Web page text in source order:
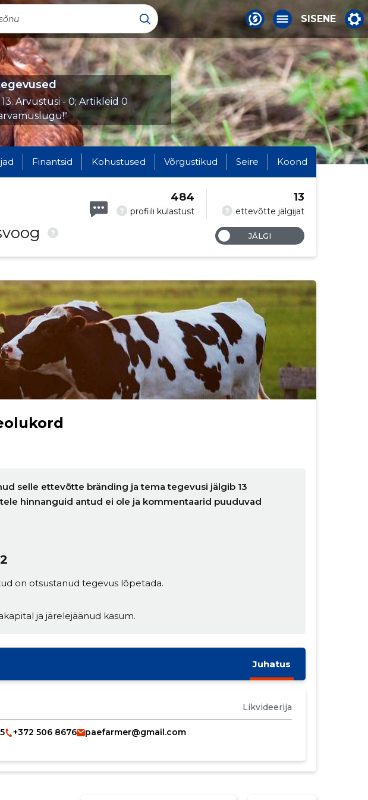
SISENE
Arvustusi - 0; Artikleid 0
Finantsid Kohustused Võrgustikud Seire Koond
?
? profiili külastust
484
? ettevõtte jälgijat
13
JÄLGI
selle ettevõtte bränding ja tema tegevusi jälgib 13
hinnanguid antud ei ole ja kommentaarid puuduvad
on otsustanud tegevus lõpetada.
ja järelejäänud kasum.
Juhatus
Likvideerija
+372 506 8676 paefarmer@gmail.com